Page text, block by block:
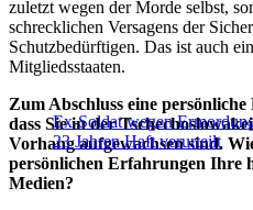
zuletzt wegen der Morde selbst,
schrecklichen Versagens der
Schutzbedürftigen. Das ist auch
Mitgliedsstaaten.
Ex-Soldat wegen
23 Jahren Haft verurteilt
Zum Abschluss eine
dass Sie in der
Vorhang aufgewachsen sind.
persönlichen Erfahrungen Ihre
Medien?